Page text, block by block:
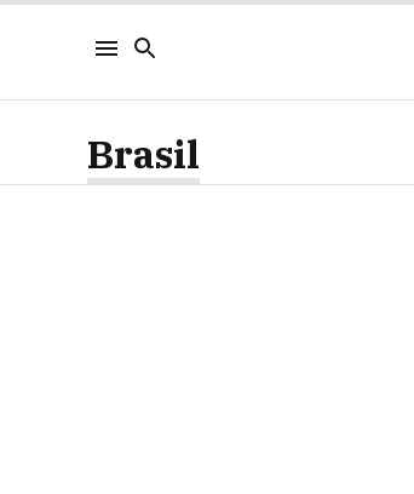
Brasil